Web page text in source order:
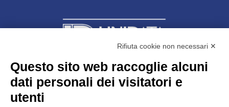
Unidata s.r.lcon unico socio
Largo dell’Artigianato, 1 - 23100 Sondrio
Rifiuta cookie non necessari ✕
Questo sito web raccoglie alcuni
dati personali dei visitatori e
utenti